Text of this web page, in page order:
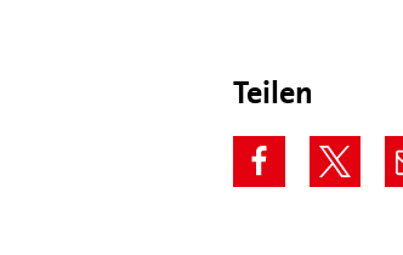
Teilen